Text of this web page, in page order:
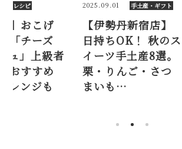
手土産・ギフト
新宿店】
！ 秋のス
土産8選。
ご・さつ
2026.06.08 レシピ
【簡単】ゴロゴロ
ひき肉が美味！ 沖
縄「タコライス」
本格レシピ。辛さ
調節できて子ども